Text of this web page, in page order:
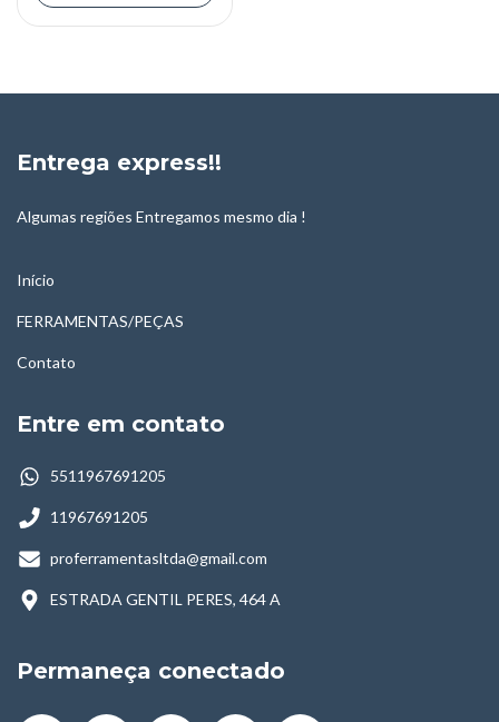
Entrega express!!
Algumas regiões Entregamos mesmo dia !
Início
FERRAMENTAS/PEÇAS
Contato
Entre em contato
5511967691205
11967691205
proferramentasltda@gmail.com
ESTRADA GENTIL PERES, 464 A
Permaneça conectado